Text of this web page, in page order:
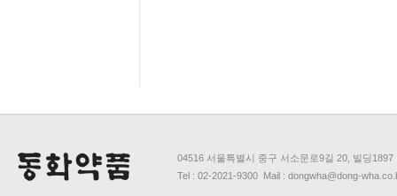
04516 서울특별시 중구 서소문로9길 20, 빌딩1897
Tel : 02-2021-9300 Mail : dongwha@dong-